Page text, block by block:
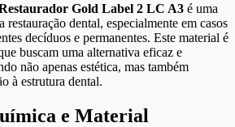
Gold Label 2 LC A3 é uma
restauração dental, especialmente em casos
decíduos e permanentes. Este material é
buscam uma alternativa eficaz e
não apenas estética, mas também
à estrutura dental.
e Material